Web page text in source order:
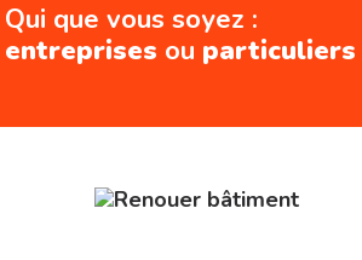
Qui que vous soyez :
entreprises ou particuliers